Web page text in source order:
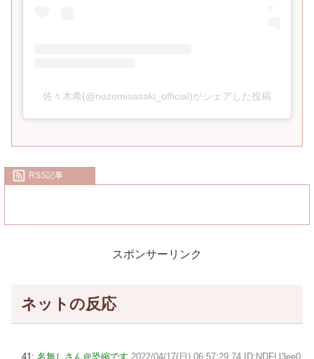
佐々木希(@nozomisasaki_official)がシェアした投稿
RSS記事
スポンサーリンク
ネットの反応
41: 名無しさん＠恐縮です 2022/04/17(日) 06:57:29.74 ID:NDFLl3ee0